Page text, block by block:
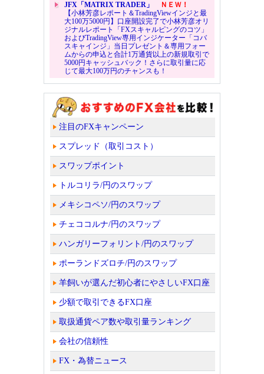
JFX「MATRIX TRADER」
ＮＥＷ！
【小林芳彦レポート＆TradingViewインジと最
大100万5000円】口座開設完了で小林芳彦オリ
ジナルレポート「FXスキャルピングのコツ」
およびTradingView専用インジケーター「コバ
スキャインジ」当日プレゼント＆専用フォー
ムからの申込と合計1万通貨以上の新規取引で
5000円キャッシュバック！さらに取引量に応
じて最大100万円のチャンスも！
注目のFXキャンペーン
スプレッド（取引コスト）
スワップポイント
トルコリラ/円のスワップ
メキシコペソ/円のスワップ
チェココルナ/円のスワップ
ハンガリーフォリント/円のスワップ
ポーランドズロチ/円のスワップ
羊飼いが選んだ初心者にやさしいFX口座
少額で取引できるFX口座
取扱通貨ペア数や取引量ランキング
会社の信頼性
FX・為替ニュース